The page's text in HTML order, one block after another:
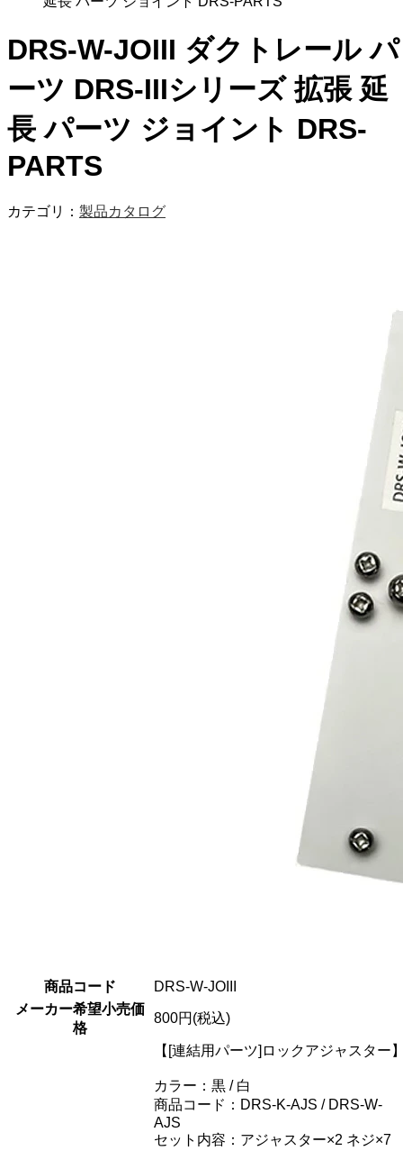
DRS-W-JOIII ダクトレール パ
ーツ DRS-IIIシリーズ 拡張 延
長 パーツ ジョイント DRS-
PARTS
カテゴリ： 製品カタログ
商品コード
DRS-W-JOIII
メーカー希望小売価
格
800円(税込)
【[連結用パーツ]ロックアジャスター
カラー：黒 / 白
商品コード：DRS-K-AJS / DRS-W-
AJS
セット内容：アジャスター×2 ネジ×7